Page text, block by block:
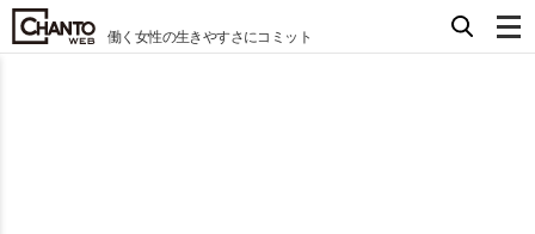
働く女性の生きやすさにコミット